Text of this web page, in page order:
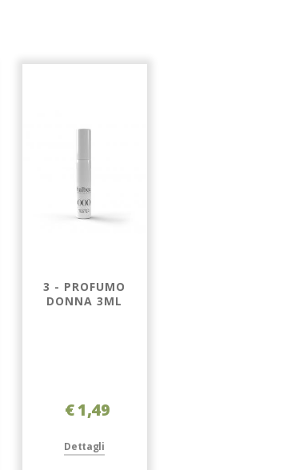
3 - PROFUMO
DONNA 3ML
€ 1,49
Dettagli